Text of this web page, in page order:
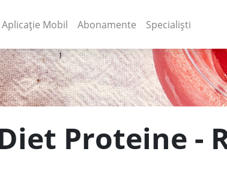
Aplicație Mobil (current)
Abonamente Specialiști
Proteine -